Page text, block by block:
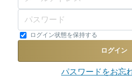
ログイン状態を保持する
ログイン
パスワードをお忘